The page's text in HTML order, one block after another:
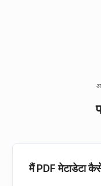
मैं PDF मेटाडेटा